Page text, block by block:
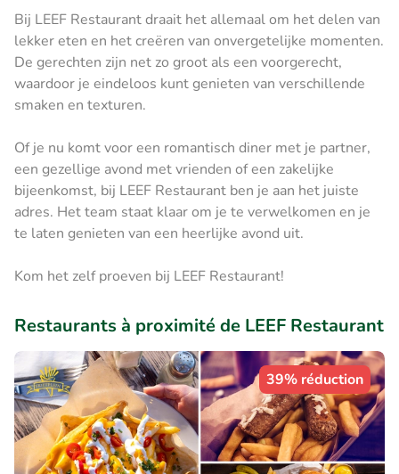
Bij LEEF Restaurant draait het allemaal om het delen van
lekker eten en het creëren van onvergetelijke momenten.
De gerechten zijn net zo groot als een voorgerecht,
waardoor je eindeloos kunt genieten van verschillende
smaken en texturen.
Of je nu komt voor een romantisch diner met je partner,
een gezellige avond met vrienden of een zakelijke
bijeenkomst, bij LEEF Restaurant ben je aan het juiste
adres. Het team staat klaar om je te verwelkomen en je
te laten genieten van een heerlijke avond uit.
Kom het zelf proeven bij LEEF Restaurant!
Restaurants à proximité de LEEF Restaurant
39% réduction